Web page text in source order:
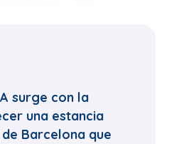
surge con la
una estancia
Barcelona que